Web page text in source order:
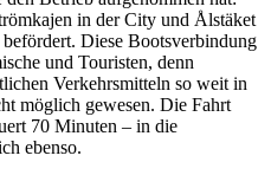
in der City und Ålstäket
Diese Bootsverbindung
und Touristen, denn
Verkehrsmitteln so weit in
möglich gewesen. Die Fahrt
70 Minuten – in die
ebenso.